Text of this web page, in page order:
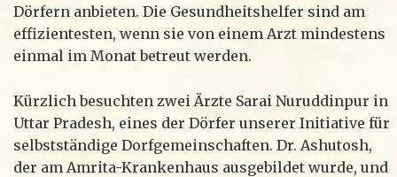
Dörfern anbieten. Die Gesundheitshelfer sind am
effizientesten, wenn sie von einem Arzt mindestens
einmal im Monat betreut werden.
Kürzlich besuchten zwei Ärzte Sarai Nuruddinpur in
Uttar Pradesh, eines der Dörfer unserer Initiative für
selbstständige Dorfgemeinschaften. Dr. Ashutosh,
der am Amrita-Krankenhaus ausgebildet wurde, und